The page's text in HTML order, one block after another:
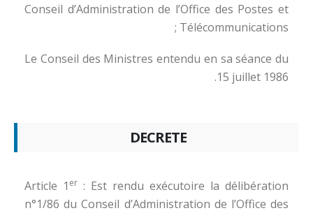
Conseil d’Administration de l’Office des Postes et
Télécommunications ;
Le Conseil des Ministres entendu en sa séance du
15 juillet 1986.
DECRETE
Article 1 er : Est rendu exécutoire la délibération
n°1/86 du Conseil d’Administration de l’Office des